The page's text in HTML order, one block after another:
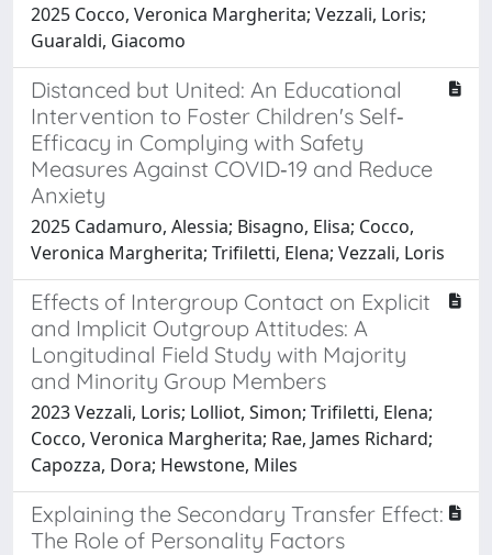
2025 Cocco, Veronica Margherita; Vezzali, Loris;
Guaraldi, Giacomo
Distanced but United: An Educational
Intervention to Foster Children's Self‐
Efficacy in Complying with Safety
Measures Against COVID‐19 and Reduce
Anxiety
2025 Cadamuro, Alessia; Bisagno, Elisa; Cocco,
Veronica Margherita; Trifiletti, Elena; Vezzali, Loris
Effects of Intergroup Contact on Explicit
and Implicit Outgroup Attitudes: A
Longitudinal Field Study with Majority
and Minority Group Members
2023 Vezzali, Loris; Lolliot, Simon; Trifiletti, Elena;
Cocco, Veronica Margherita; Rae, James Richard;
Capozza, Dora; Hewstone, Miles
Explaining the Secondary Transfer Effect:
The Role of Personality Factors